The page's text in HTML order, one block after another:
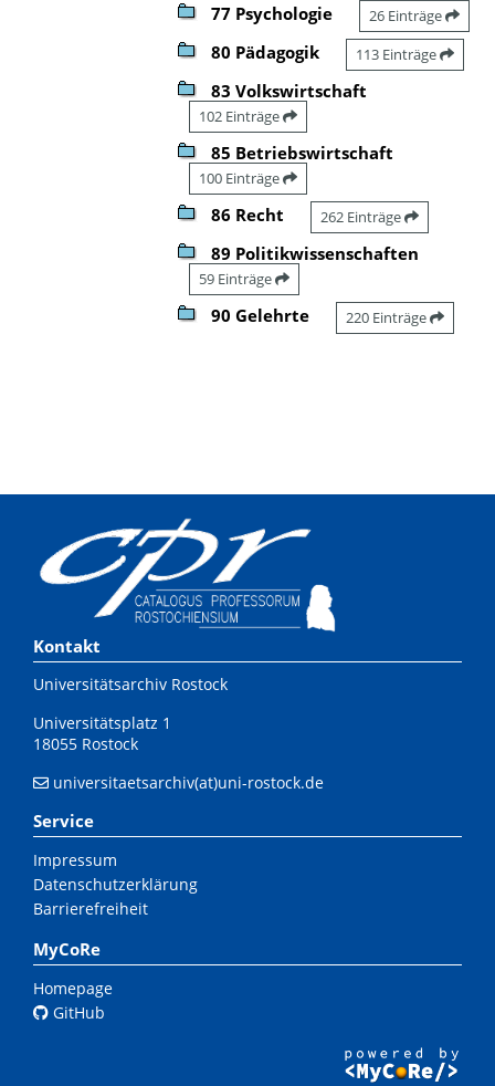
77 Psychologie 26 Einträge
80 Pädagogik 113 Einträge
83 Volkswirtschaft
102 Einträge
85 Betriebswirtschaft
100 Einträge
86 Recht 262 Einträge
89 Politikwissenschaften
59 Einträge
90 Gelehrte 220 Einträge
Kontakt
Universitätsarchiv Rostock
Universitätsplatz 1
18055 Rostock
universitaetsarchiv(at)uni-rostock.de
Service
Impressum
Datenschutzerklärung
Barrierefreiheit
MyCoRe
Homepage
GitHub